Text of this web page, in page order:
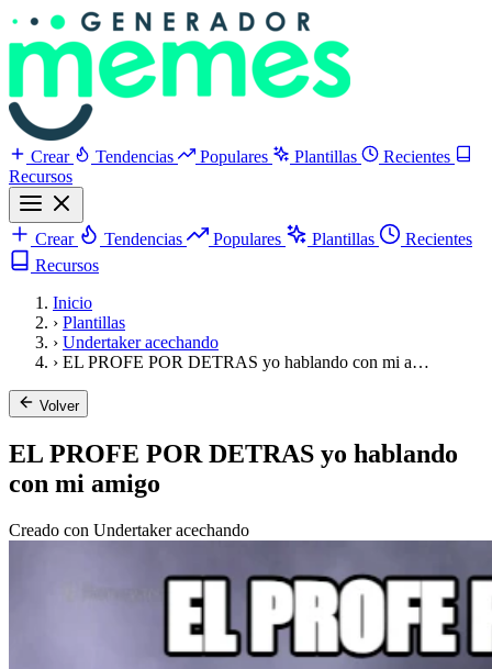
Crear Tendencias Populares Plantillas
Recientes
Recursos
Crear Tendencias Populares Plantillas
Recientes
Recursos
Inicio
› Plantillas
› Undertaker acechando
› EL PROFE POR DETRAS yo hablando con mi a…
Volver
EL PROFE POR DETRAS yo hablando
con mi amigo
Creado con Undertaker acechando